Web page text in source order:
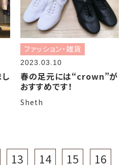
ファッション・雑貨
2023.03.10
春の足元には“crown”が
おすすめです！
Sheth
13 14 15
16